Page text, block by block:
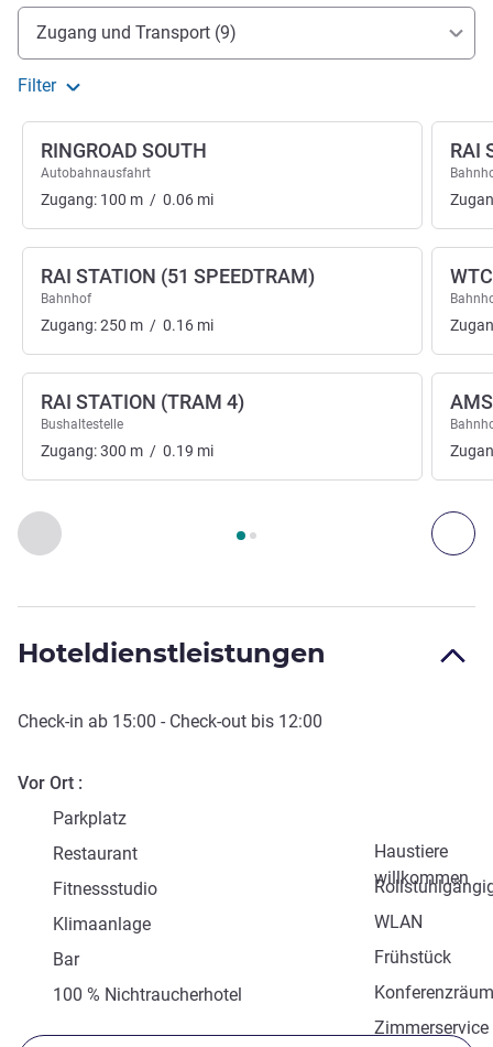
Erreichbarkeit und Anbindung
Zugang und Transport (9)
Filter
Zurück - Zugang und Transport
Seite1 , Zugang und Transport 1 :, Zugang und
RINGROAD SOUTH
Autobahnausfahrt
Zugang: 100 m / 0.06 mi
RAI STATION (51 SPEEDTRAM)
Bahnhof
Zugang:250 m / 0.16 mi
RAI STATION (TRAM 4)
Bushaltestelle
Zugang:300 m / 0.19 mi
RAI
Hoteldienstleistungen
Check-in ab 15:00 - Check-out bis 12:00
Vor Ort
Parkplatz
Haustiere
willkommen
Restaurant
Fitnessstudio
WLAN
Klimaanlage
Frühstück
Bar
100 % Nichtraucherhotel
Zimmerservice